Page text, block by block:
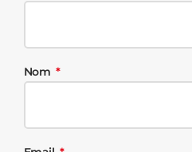
Nom